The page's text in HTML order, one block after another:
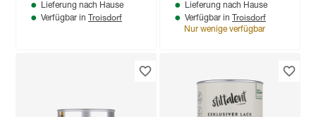
Lieferung nach Hause
Verfügbar in Troisdorf
Lieferung nach Hause
Verfügbar in Troisdorf
Nur wenige verfügbar